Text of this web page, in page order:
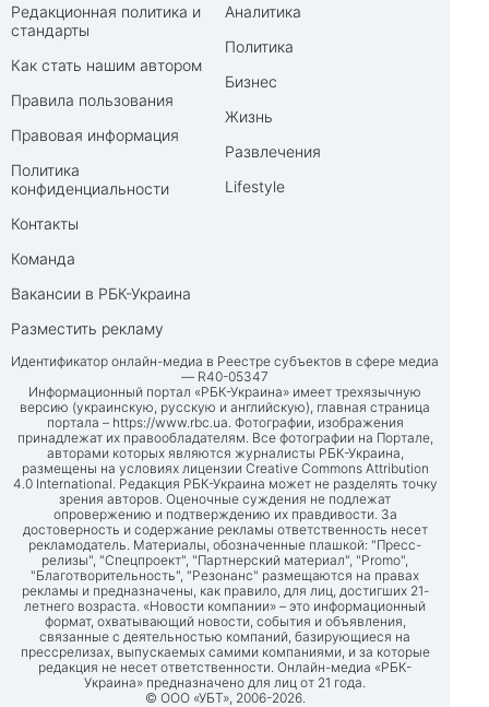
Редакционная политика и
стандарты
Как стать нашим автором
Правила пользования
Правовая информация
Политика
конфиденциальности
Контакты
Команда
Вакансии в РБК-Украина
Разместить рекламу
Аналитика
Политика
Бизнес
Жизнь
Развлечения
Lifestyle
Идентификатор онлайн-медиа в Реестре субъектов в сфере медиа
— R40-05347
Информационный портал «РБК-Украина» имеет трехязычную
версию (украинскую, русскую и английскую), главная страница
портала – https://www.rbc.ua. Фотографии, изображения
принадлежат их правообладателям. Все фотографии на Портале,
авторами которых являются журналисты РБК-Украина,
размещены на условиях лицензии Creative Commons Attribution
4.0 International. Редакция РБК-Украина может не разделять точку
зрения авторов. Оценочные суждения не подлежат
опровержению и подтверждению их правдивости. За
достоверность и содержание рекламы ответственность несет
рекламодатель. Материалы, обозначенные плашкой: "Пресс-
релизы", "Спецпроект", "Партнерский материал", "Promo",
"Благотворительность", "Резонанс" размещаются на правах
рекламы и предназначены, как правило, для лиц, достигших 21-
летнего возраста. «Новости компании» – это информационный
формат, охватывающий новости, события и объявления,
связанные с деятельностью компаний, базирующиеся на
прессрелизах, выпускаемых самими компаниями, и за которые
редакция не несет ответственности. Онлайн-медиа «РБК-
Украина» предназначено для лиц от 21 года.
© ООО «УБТ», 2006-2026.